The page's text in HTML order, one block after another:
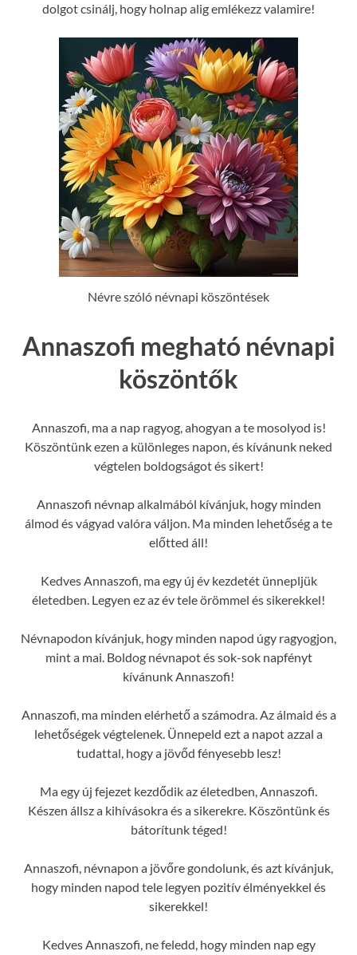
dolgot csinálj, hogy holnap alig emlékezz valamire!
Névre szóló névnapi köszöntések
Annaszofi megható névnapi
köszöntők
Annaszofi, ma a nap ragyog, ahogyan a te mosolyod is!
Köszöntünk ezen a különleges napon, és kívánunk neked
végtelen boldogságot és sikert!
Annaszofi névnap alkalmából kívánjuk, hogy minden
álmod és vágyad valóra váljon. Ma minden lehetőség a te
előtted áll!
Kedves Annaszofi, ma egy új év kezdetét ünnepljük
életedben. Legyen ez az év tele örömmel és sikerekkel!
Névnapodon kívánjuk, hogy minden napod úgy ragyogjon,
mint a mai. Boldog névnapot és sok-sok napfényt
kívánunk Annaszofi!
Annaszofi, ma minden elérhető a számodra. Az álmaid és a
lehetőségek végtelenek. Ünnepeld ezt a napot azzal a
tudattal, hogy a jövőd fényesebb lesz!
Ma egy új fejezet kezdődik az életedben, Annaszofi.
Készen állsz a kihívásokra és a sikerekre. Köszöntünk és
bátorítunk téged!
Annaszofi, névnapon a jövőre gondolunk, és azt kívánjuk,
hogy minden napod tele legyen pozitív élményekkel és
sikerekkel!
Kedves Annaszofi, ne feledd, hogy minden nap egy